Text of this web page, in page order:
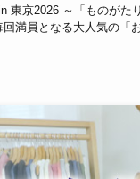
東京2026 ～「ものが
満員となる大人気の「